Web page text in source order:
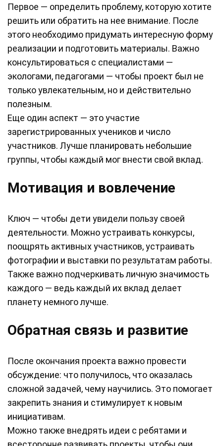
Первое — определить проблему, которую хотите
решить или обратить на нее внимание. После
этого необходимо придумать интересную форму
реализации и подготовить материалы. Важно
консультироваться с специалистами —
экологами, педагогами — чтобы проект был не
только увлекательным, но и действительно
полезным.
Еще один аспект — это участие
зарегистрированных учеников и число
участников. Лучше планировать небольшие
группы, чтобы каждый мог внести свой вклад.
Мотивация и вовлечение
Ключ — чтобы дети увидели пользу своей
деятельности. Можно устраивать конкурсы,
поощрять активных участников, устраивать
фотографии и выставки по результатам работы.
Также важно подчеркивать личную значимость
каждого — ведь каждый их вклад делает
планету немного лучше.
Обратная связь и развитие
После окончания проекта важно провести
обсуждение: что получилось, что оказалась
сложной задачей, чему научились. Это помогает
закрепить знания и стимулирует к новым
инициативам.
Можно также внедрять идеи с ребятами и